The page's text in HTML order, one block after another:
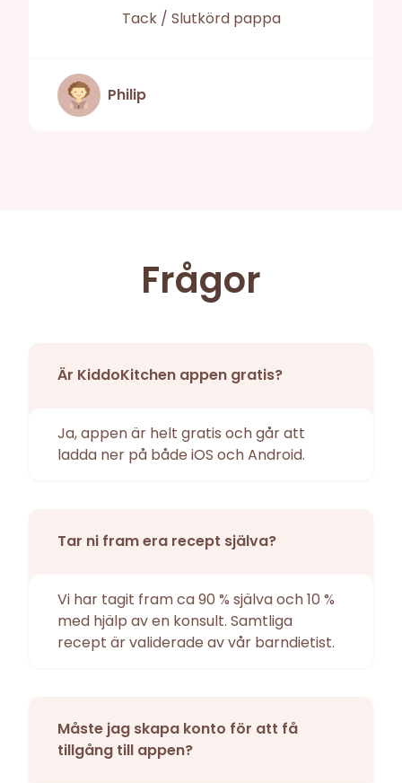
Tack / Slutkörd pappa
Philip
Frågor
Är KiddoKitchen appen gratis?
Ja, appen är helt gratis och går att
ladda ner på både iOS och Android.
Tar ni fram era recept själva?
Vi har tagit fram ca 90 % själva och 10 %
med hjälp av en konsult. Samtliga
recept är validerade av vår barndietist.
Måste jag skapa konto för att få
tillgång till appen?